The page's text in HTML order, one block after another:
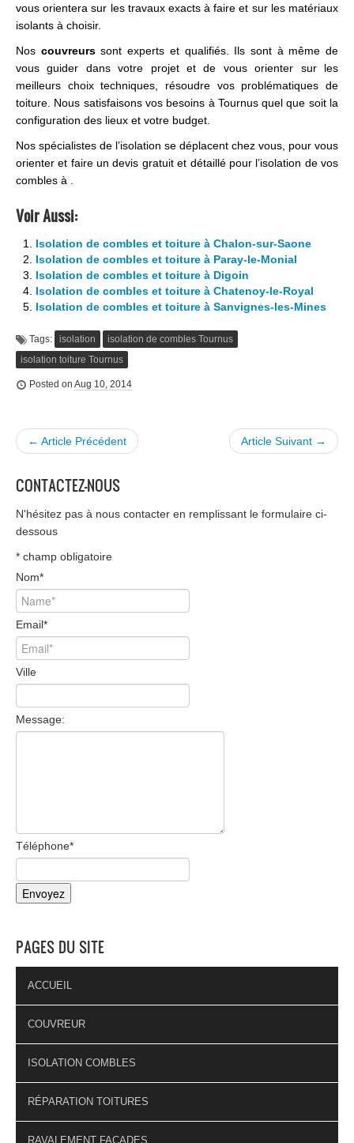
vous orientera sur les travaux exacts à faire et sur les matériaux
isolants à choisir.
Nos couvreurssont experts et qualifiés. Ils sont à même de
vous guider dans votre projet et de vous orienter sur les
meilleurs choix techniques, résoudre vos problématiques de
toiture. Nous satisfaisons vos besoins à Tournus quel que soit la
configuration des lieux et votre budget.
Nos spécialistes de l’isolation se déplacent chez vous, pour vous
orienter et faire un devis gratuit et détaillé pour l’isolation de vos
combles à .
Voir Aussi:
Isolation de combles et toiture à Chalon-sur-Saone
Isolation de combles et toiture à Paray-le-Monial
Isolation de combles et toiture à Digoin
Isolation de combles et toiture à Chatenoy-le-Royal
Isolation de combles et toiture à Sanvignes-les-Mines
Tags: isolation
isolation de combles Tournus
isolation toiture Tournus
Posted on Aug 10, 2014
← Article Précédent Article Suivant →
CONTACTEZ-NOUS
N'hésitez pas à nous contacter en remplissant le formulaire ci-
dessous
* champ obligatoire
Nom*
Email*
Ville
Message:
Téléphone*
PAGES DU SITE
ACCUEIL
COUVREUR
ISOLATION COMBLES
RÉPARATION TOITURES
RAVALEMENT FAÇADES